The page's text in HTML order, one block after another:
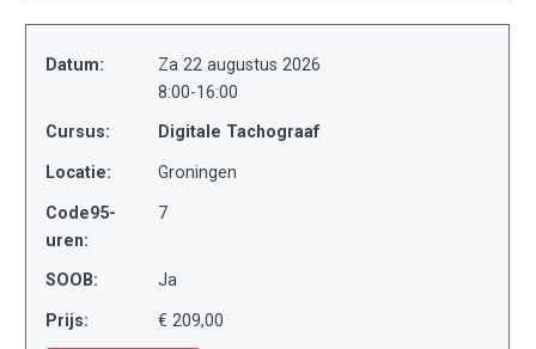
Datum:
Za 22 augustus 2026
8:00-16:00
Cursus: Digitale Tachograaf
Locatie: Groningen
Code95-
uren:
7
SOOB: Ja
Prijs: € 209,00